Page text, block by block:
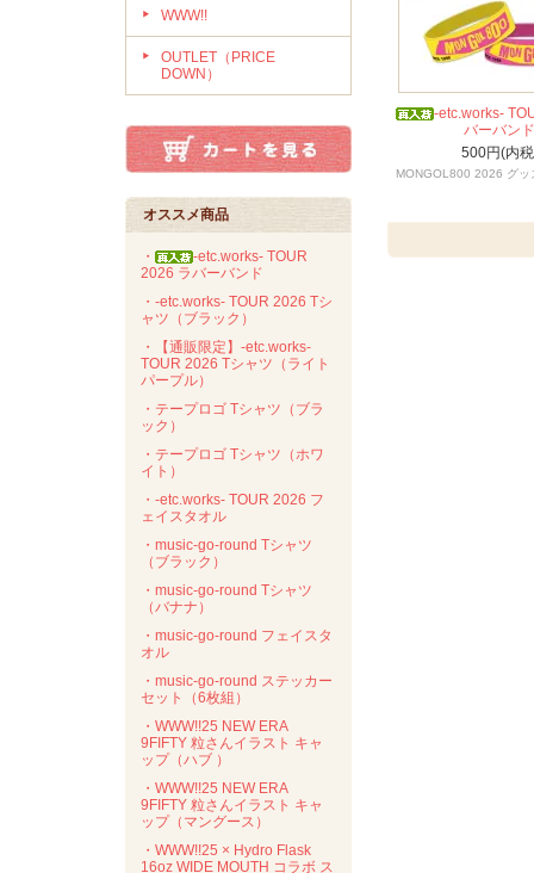
WWW!!
OUTLET（PRICE
DOWN）
オススメ商品
・
-etc.works- TOUR
2026 ラバーバンド
・-etc.works- TOUR 2026 Tシ
ャツ（ブラック）
・【通販限定】-etc.works-
TOUR 2026 Tシャツ（ライト
パープル）
・テープロゴ Tシャツ（ブラ
ック）
・テープロゴ Tシャツ（ホワ
イト）
・-etc.works- TOUR 2026 フ
ェイスタオル
・music-go-round Tシャツ
（ブラック）
・music-go-round Tシャツ
（バナナ）
・music-go-round フェイスタ
オル
・music-go-round ステッカー
セット（6枚組）
・WWW!!25 NEW ERA
9FIFTY 粒さんイラスト キャ
ップ（ハブ ）
・WWW!!25 NEW ERA
9FIFTY 粒さんイラスト キャ
ップ（マングース）
・WWW!!25 × Hydro Flask
16oz WIDE MOUTH コラボ ス
-etc.works-
バーバンド
500円(内
MONGOL800 2026 グッ